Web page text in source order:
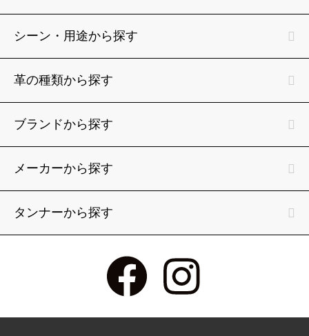
シーン・用途から探す
革の種類から探す
ブランドから探す
メーカーから探す
タンナーから探す